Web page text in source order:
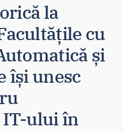
la
cu
și
își unesc
IT-ului în